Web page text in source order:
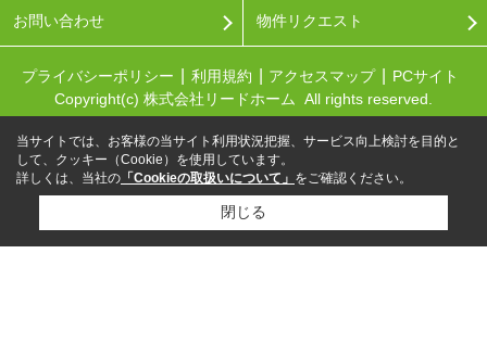
お問い合わせ 物件リクエスト
プライバシーポリシー 利用規約 アクセスマップ
PCサイト
Copyright(c) 株式会社リードホーム All rights reserved.
当サイトでは、お客様の当サイト利用状況把握、サービス向上検討を目的と
して、クッキー（Cookie）を使用しています。
詳しくは、当社の 「Cookieの取扱いについて」 をご確認ください。
閉じる